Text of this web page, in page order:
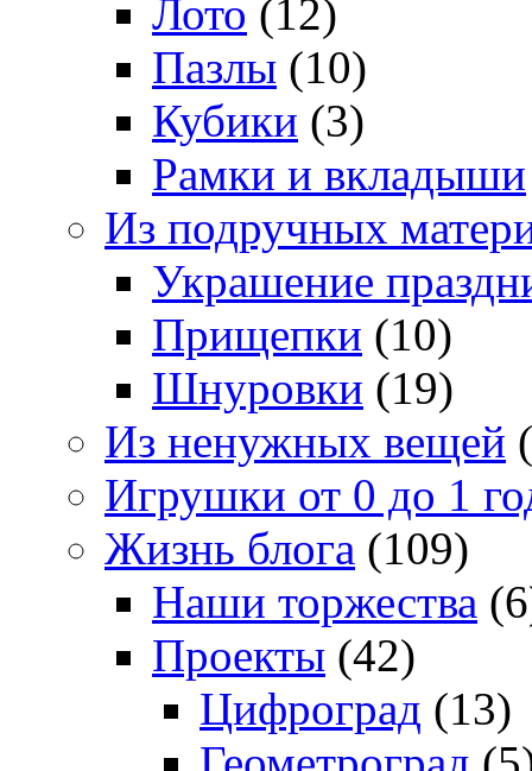
Лото (12)
Пазлы (10)
Кубики (3)
Рамки и вкладыши
Из подручных
Украшение
Прищепки (10)
Шнуровки (19)
Из ненужных вещей
Игрушки от 0 до 1
Жизнь блога (109)
Наши торжества
Проекты (42)
Цифроград (13)